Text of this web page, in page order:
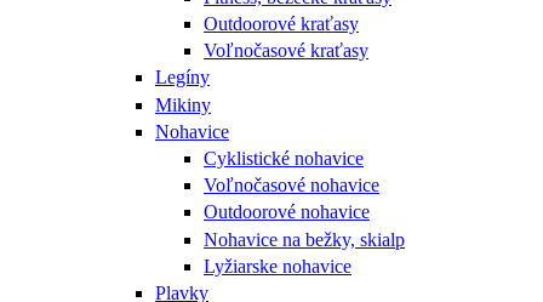
Outdoorové kraťasy
Voľnočasové kraťasy
Legíny
Mikiny
Nohavice
Cyklistické nohavice
Voľnočasové nohavice
Outdoorové nohavice
Nohavice na bežky, skialp
Lyžiarske nohavice
Plavky